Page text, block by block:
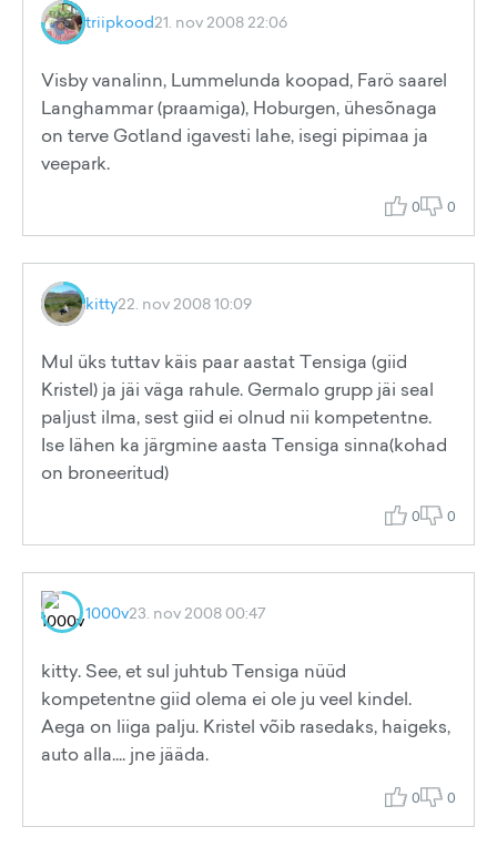
triipkood21. nov 2008 22:06
Visby vanalinn, Lummelunda koopad, Farö saarel
Langhammar (praamiga), Hoburgen, ühesõnaga
on terve Gotland igavesti lahe, isegi pipimaa ja
veepark.
0 0
kitty22. nov 2008 10:09
Mul üks tuttav käis paar aastat Tensiga (giid
Kristel) ja jäi väga rahule. Germalo grupp jäi seal
paljust ilma, sest giid ei olnud nii kompetentne.
Ise lähen ka järgmine aasta Tensiga sinna(kohad
on broneeritud)
0 0
1000v23. nov 2008 00:47
kitty. See, et sul juhtub Tensiga nüüd
kompetentne giid olema ei ole ju veel kindel.
Aega on liiga palju. Kristel võib rasedaks, haigeks,
auto alla.... jne jääda.
0 0